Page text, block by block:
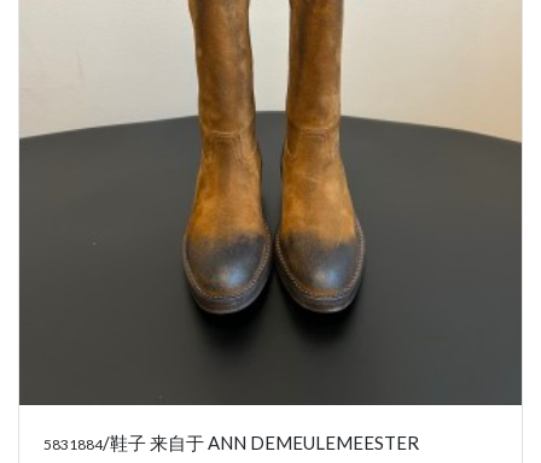
5831884/鞋子 来自于 ANN DEMEULEMEESTER